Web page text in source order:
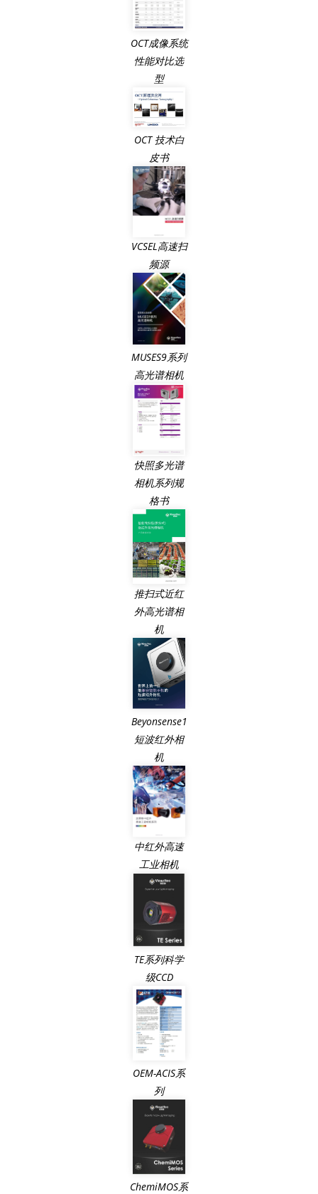
OCT成像系统
性能对比选
型
OCT 技术白
皮书
VCSEL高速扫
频源
MUSES9系列
高光谱相机
快照多光谱
相机系列规
格书
推扫式近红
外高光谱相
机
Beyonsense1
短波红外相
机
中红外高速
工业相机
TE系列科学
级CCD
OEM-ACIS系
列
ChemiMOS系